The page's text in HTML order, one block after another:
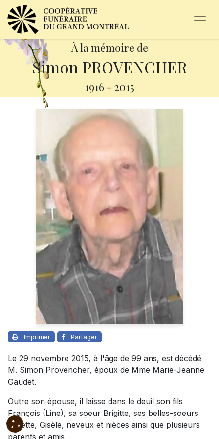
À la mémoire de
Simon PROVENCHER
1916 - 2015
Imprimer Partager
Le 29 novembre 2015, à l'âge de 99 ans, est décédé
M. Simon Provencher, époux de Mme Marie-Jeanne
Gaudet.
Outre son épouse, il laisse dans le deuil son fils
François (Line), sa soeur Brigitte, ses belles-soeurs
Juliette, Gisèle, neveux et nièces ainsi que plusieurs
parents et amis.